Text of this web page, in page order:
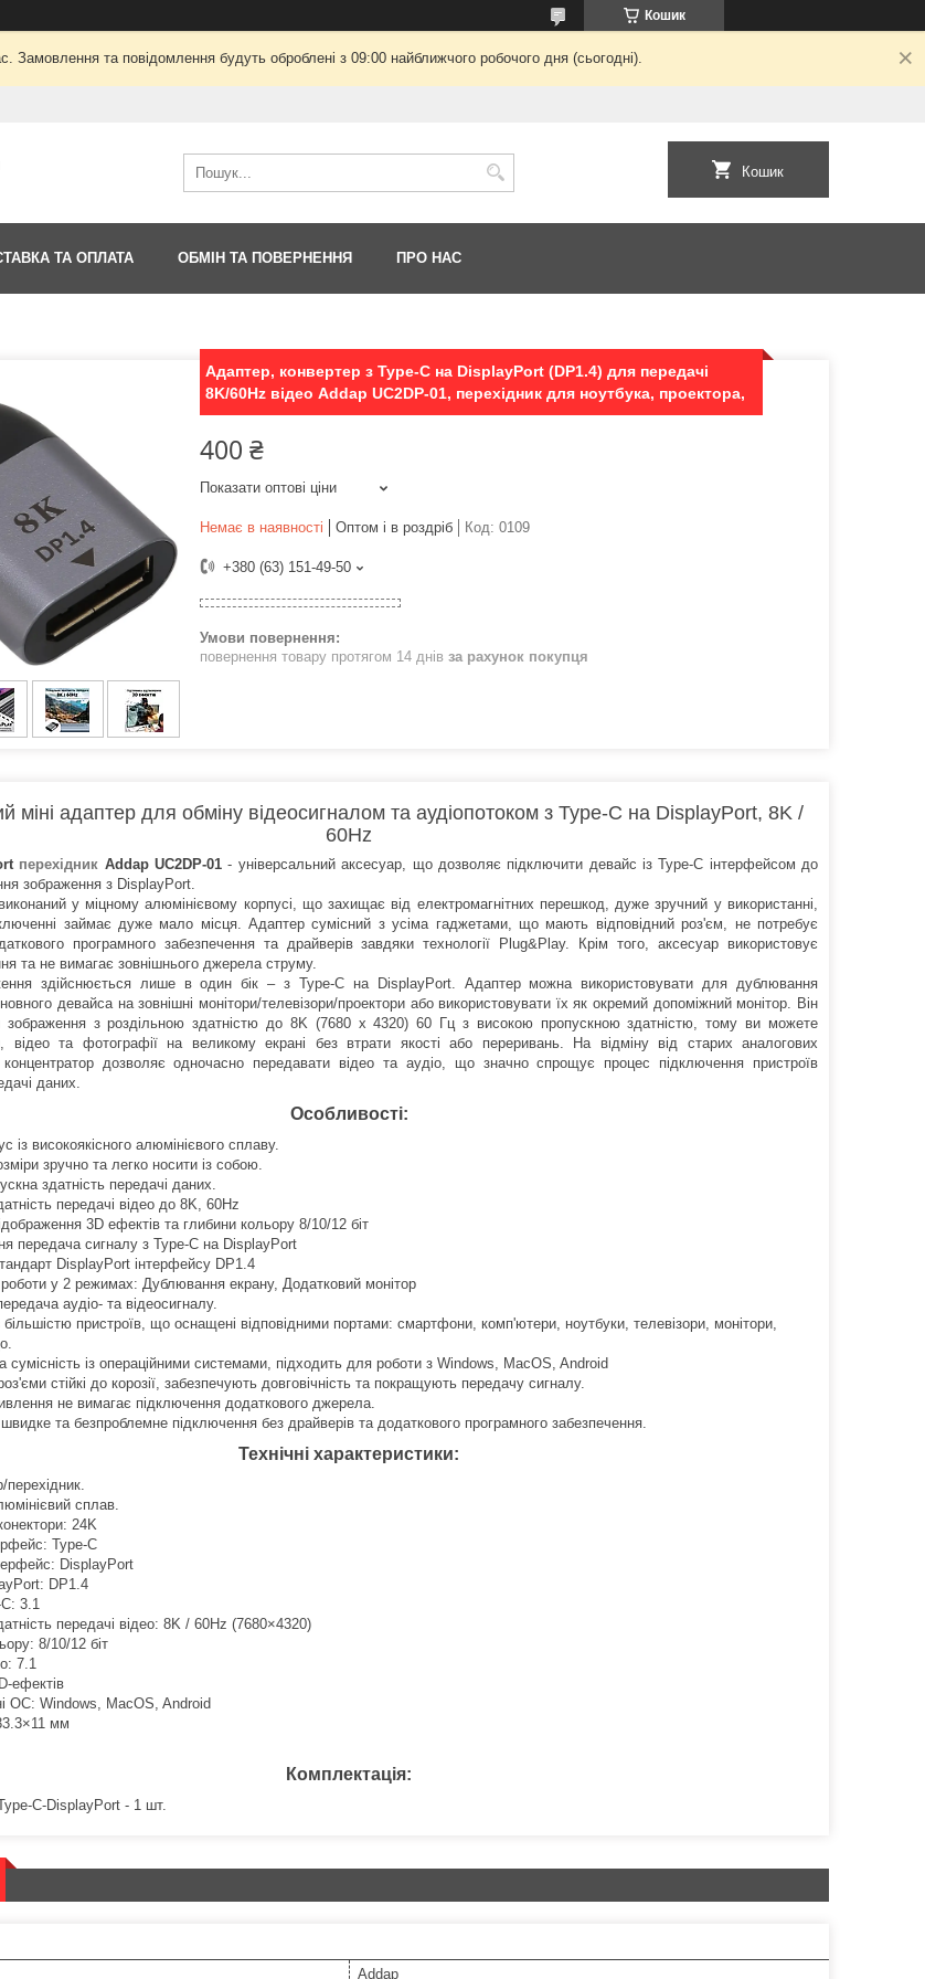
Кошик
Замовлення та повідомлення будуть оброблені з 09:00 найближчого робочого дня (сьогодні).
Кошик
ТА ОПЛАТА ОБМІН ТА ПОВЕРНЕННЯ ПРО НАС
Адаптер, конвертер з Type-C на DisplayPort (DP1.4) для передачі
8K/60Hz відео Addap UC2DP-01, перехідник для ноутбука, проектора,
400 ₴
Показати оптові ціни
Немає в наявності Оптом і в роздріб Код: 0109
+380 (63) 151-49-50
повернення товару протягом 14 днів за рахунок покупця
міні адаптер для обміну відеосигналом та аудіопотоком з Type-C на DisplayPort, 8K /
60Hz
перехідник Addap UC2DP-01 - універсальний аксесуар, що дозволяє підключити девайс із Type-C інтерфейсом до
зображення з DisplayPort.
у міцному алюмінієвому корпусі, що захищає від електромагнітних перешкод, дуже зручний у використанні,
займає дуже мало місця. Адаптер сумісний з усіма гаджетами, що мають відповідний роз'єм, не потребує
програмного забезпечення та драйверів завдяки технології Plug&Play. Крім того, аксесуар використовує
та не вимагає зовнішнього джерела струму.
здійснюється лише в один бік – з Type-C на DisplayPort. Адаптер можна використовувати для дублювання
девайса на зовнішні монітори/телевізори/проектори або використовувати їх як окремий допоміжний монітор. Він
зображення з роздільною здатністю до 8K (7680 x 4320) 60 Гц з високою пропускною здатністю, тому ви можете
відео та фотографії на великому екрані без втрати якості або переривань. На відміну від старих аналогових
концентратор дозволяє одночасно передавати відео та аудіо, що значно спрощує процес підключення пристроїв
даних.
Особливості:
із високоякісного алюмінієвого сплаву.
зручно та легко носити із собою.
здатність передачі даних.
передачі відео до 8K, 60Hz
3D ефектів та глибини кольору 8/10/12 біт
передача сигналу з Type-C на DisplayPort
DisplayPort інтерфейсу DP1.4
у 2 режимах: Дублювання екрану, Додатковий монітор
аудіо- та відеосигналу.
більшістю пристроїв, що оснащені відповідними портами: смартфони, комп'ютери, ноутбуки, телевізори, монітори,
сумісність із операційними системами, підходить для роботи з Windows, MacOS, Android
стійкі до корозії, забезпечують довговічність та покращують передачу сигналу.
не вимагає підключення додаткового джерела.
та безпроблемне підключення без драйверів та додаткового програмного забезпечення.
Технічні характеристики:
сплав.
24K
Type-C
DisplayPort
DP1.4
3.1
передачі відео: 8K / 60Hz (7680×4320)
8/10/12 біт
7.1
ефектів
ОС: Windows, MacOS, Android
мм
Комплектація:
C-DisplayPort - 1 шт.
Addap